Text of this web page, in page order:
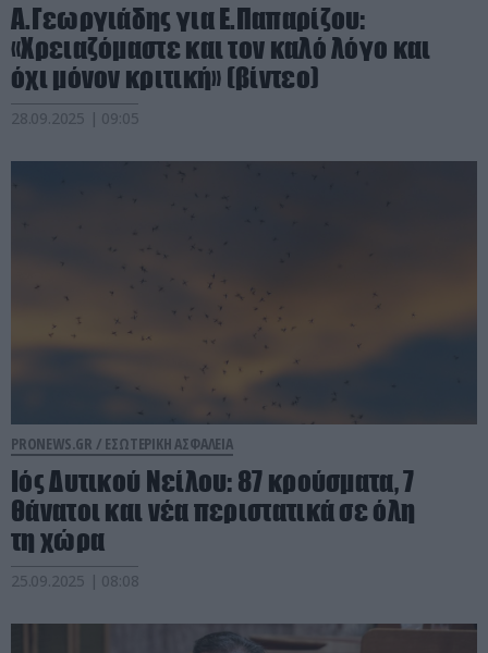
Α.Γεωργιάδης για Ε.Παπαρίζου:
«Χρειαζόμαστε και τον καλό λόγο και
όχι μόνον κριτική» (βίντεο)
28.09.2025 | 09:05
PRONEWS.GR / ΕΣΩΤΕΡΙΚΗ ΑΣΦΑΛΕΙΑ
Ιός Δυτικού Νείλου: 87 κρούσματα, 7
θάνατοι και νέα περιστατικά σε όλη
τη χώρα
25.09.2025 | 08:08